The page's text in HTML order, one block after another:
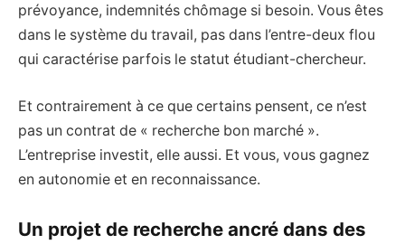
prévoyance, indemnités chômage si besoin. Vous êtes
dans le système du travail, pas dans l’entre-deux flou
qui caractérise parfois le statut étudiant-chercheur.
Et contrairement à ce que certains pensent, ce n’est
pas un contrat de « recherche bon marché ».
L’entreprise investit, elle aussi. Et vous, vous gagnez
en autonomie et en reconnaissance.
Un projet de recherche ancré dans des